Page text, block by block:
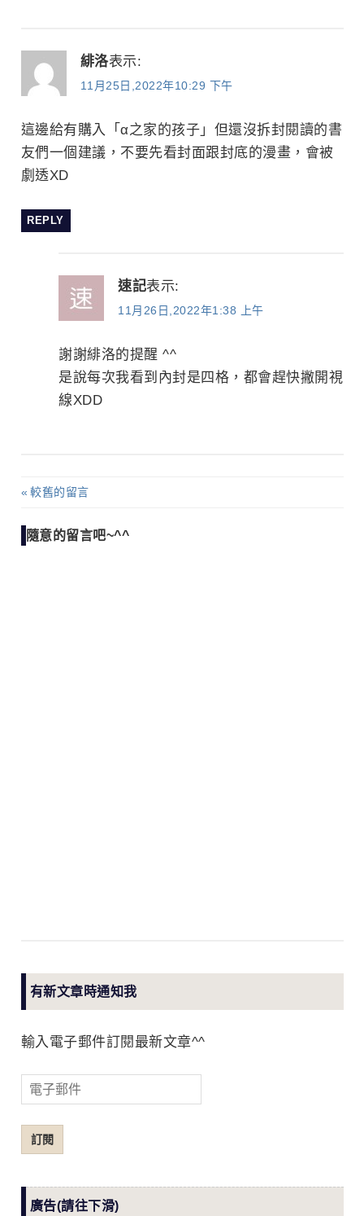
緋洛表示:
11月25日,2022年10:29 下午
這邊給有購入「α之家的孩子」但還沒拆封閱讀的書
友們一個建議，不要先看封面跟封底的漫畫，會被
劇透XD
REPLY
速記表示:
11月26日,2022年1:38 上午
謝謝緋洛的提醒 ^^
是說每次我看到內封是四格，都會趕快撇開視
線XDD
言
較舊的留言
隨意的留言吧~^^
有新文章時通知我
輸入電子郵件訂閱最新文章^^
電
子
郵
件
訂閱
廣告(請往下滑)